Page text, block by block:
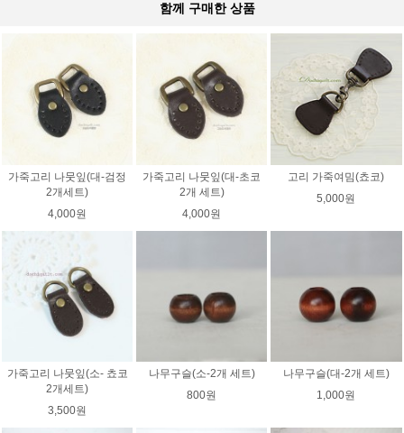
함께 구매한 상품
가죽고리 나뭇잎(대-검정
2개세트)
4,000원
가죽고리 나뭇잎(대-초코
2개 세트)
4,000원
고리 가죽여밈(쵸코)
5,000원
가죽고리 나뭇잎(소- 쵸코
2개세트)
3,500원
나무구슬(소-2개 세트)
800원
나무구슬(대-2개 세트)
1,000원